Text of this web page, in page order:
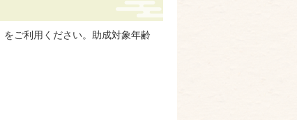
ご利用ください。助成対象年齢